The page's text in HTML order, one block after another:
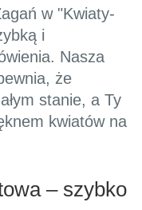
w "Kwiaty-
i
Nasza
że
stanie, a Ty
kwiatów na
– szybko